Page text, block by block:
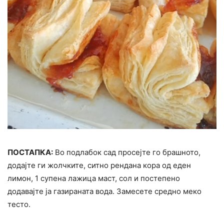
ПОСТАПКА: Во подлабок сад просејте го брашното,
додајте ги жолчките, ситно рендана кора од еден
лимон, 1 супена лажица маст, сол и постепено
додавајте ја газираната вода. Замесете средно меко
тесто.